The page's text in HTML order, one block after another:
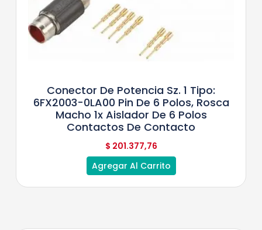
Conector De Potencia Sz. 1 Tipo:
6FX2003-0LA00 Pin De 6 Polos, Rosca
Macho 1x Aislador De 6 Polos
Contactos De Contacto
$ 201.377,76
Agregar Al Carrito